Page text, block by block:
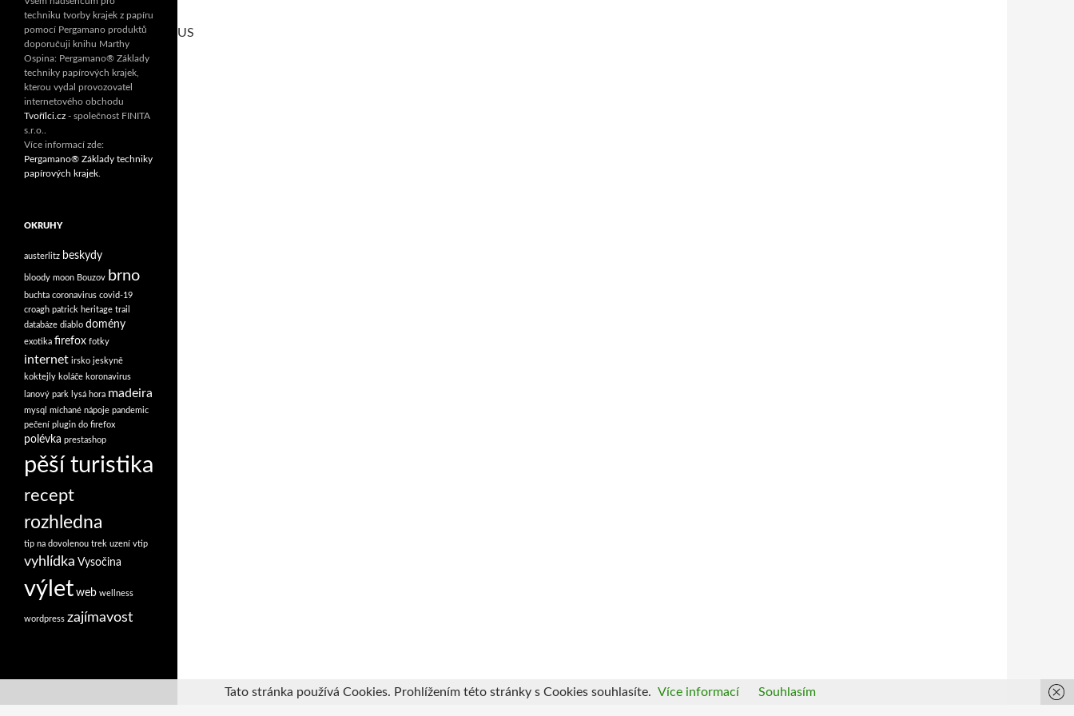
US
techniku tvorby krajek z papíru
pomocí Pergamano produktů
doporučuji knihu Marthy
Ospina: Pergamano® Základy
techniky papírových krajek,
kterou vydal provozovatel
internetového obchodu
Tvořílci.cz - společnost FINITA
s.r.o..
Více informací zde:
Pergamano® Základy techniky
papírových krajek
OKRUHY
austerlitz beskydy
bloody moon Bouzov brno
buchta coronavirus covid-19
croagh patrick heritage trail
databáze diablo domény
exotika firefox fotky
internet irsko jeskyně
koktejly koláče koronavirus
lanový park
lysá hora madeira
mysql míchané nápoje pandemic
pečení plugin do firefox
polévka prestashop
pěší turistika
recept
rozhledna
tip na dovolenou trek uzení vtip
vyhlídka Vysočina
výlet web wellness
wordpress zajímavost
Tato stránka používá Cookies. Prohlížením této stránky s Cookies souhlasíte. Více informací Souhlasím